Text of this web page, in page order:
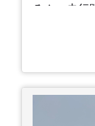
ろん、走行
ただいて
た高価買